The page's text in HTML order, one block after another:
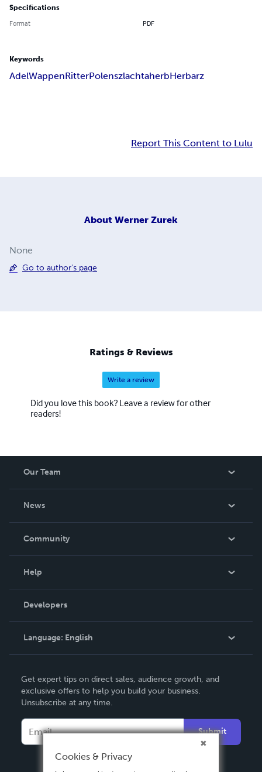
Specifications
Format PDF
Keywords
AdelWappenRitterPolenszlachtaherbHerbarz
Report This Content to Lulu
About Werner Zurek
None
Go to author's page
Ratings & Reviews
Write a review
Did you love this book? Leave a review for other
readers!
Our Team
News
In The News
Community
Podcast
Help
Order Lookup
Knowledge Base
Contact Support
Developers
Language: English
Deutsch
Français
Español
Get expert tips on direct sales, audience growth, and
exclusive offers to help you build your business.
Unsubscribe at any time.
Submit
Cookies & Privacy